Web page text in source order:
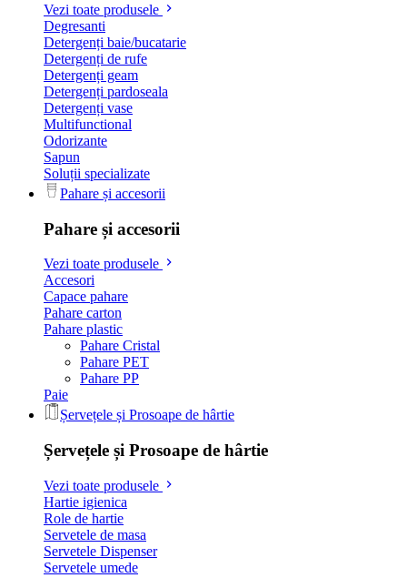
Vezi toate produsele
Degresanti
Detergenți baie/bucatarie
Detergenți de rufe
Detergenți geam
Detergenți pardoseala
Detergenți vase
Multifunctional
Odorizante
Sapun
Soluții specializate
Pahare și accesorii
Pahare și accesorii
Vezi toate produsele
Accesori
Capace pahare
Pahare carton
Pahare plastic
Pahare Cristal
Pahare PET
Pahare PP
Paie
Șervețele și Prosoape de hârtie
Șervețele și Prosoape de hârtie
Vezi toate produsele
Hartie igienica
Role de hartie
Servetele de masa
Servetele Dispenser
Servetele umede